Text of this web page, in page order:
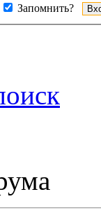
Запомнить?